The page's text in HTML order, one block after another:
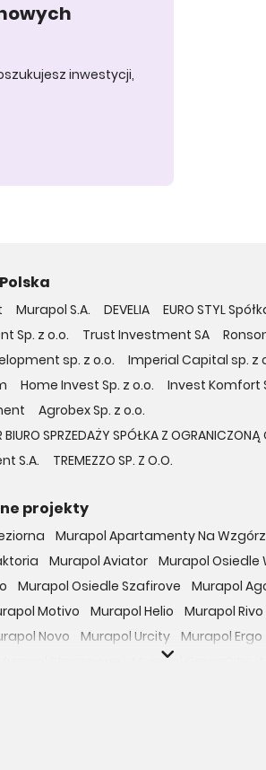
inwestycji,
Murapol S.A. DEVELIA EURO STYL
Sp. z o.o.
Trust Investment SA
sp. z o.o. Imperial Capital sp. z
Home Invest Sp. z o.o.
Invest Komfort
Agrobex Sp. z o.o.
BIURO SPRZEDAŻY SPÓŁKA Z
S.A.
TREMEZZO SP. Z O.O.
projekty
Murapol Apartamenty Na
Murapol Aviator Murapol Osiedle
Murapol Osiedle Szafirove Murapol
Motivo Murapol Helio Murapol Rivo
Novo Murapol Urcity Murapol Ergo
Murapol GreenCity